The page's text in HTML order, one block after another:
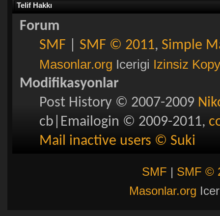
Telif Hakkı
Forum
SMF
SMF © 2011, Simple
Masonlar.org Icerigi Izinsiz
Modifikasyonlar
Post History © 2007-2009
cb|Emailogin © 2009-2011,
Mail inactive users © Suki
SMF | SMF ©
Masonlar.org